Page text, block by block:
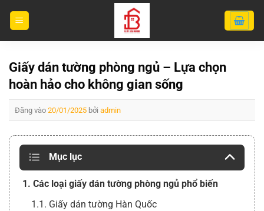
Giấy dán tường phòng ngủ – Lựa chọn
hoàn hảo cho không gian sống
Đăng vào 20/01/2025 bởi admin
Mục lục
1. Các loại giấy dán tường phòng ngủ phổ biến
1.1. Giấy dán tường Hàn Quốc